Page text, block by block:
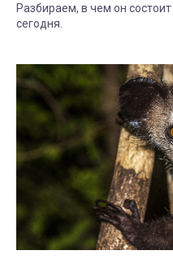
Разбираем, в чем он
сегодня.